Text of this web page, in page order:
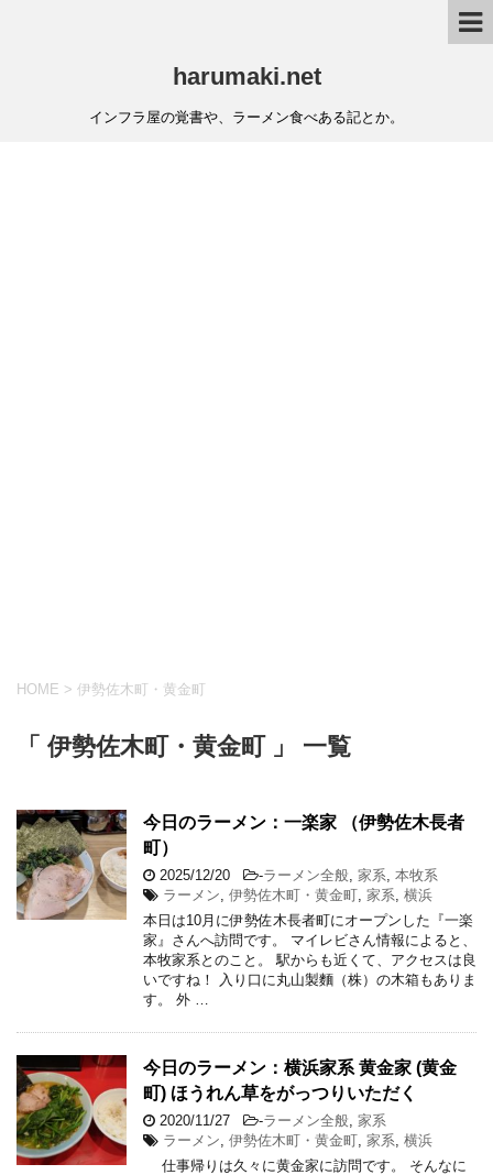
harumaki.net
インフラ屋の覚書や、ラーメン食べある記とか。
HOME > 伊勢佐木町・黄金町
「 伊勢佐木町・黄金町 」 一覧
今日のラーメン：一楽家 （伊勢佐木長者
町）
2025/12/20 -ラーメン全般 家系 本牧系
ラーメン 伊勢佐木町・黄金町 家系 横浜
本日は10月に伊勢佐木長者町にオープンした『一楽
家』さんへ訪問です。 マイレビさん情報によると、
本牧家系とのこと。 駅からも近くて、アクセスは良
いですね！ 入り口に丸山製麵（株）の木箱もありま
す。 外 …
今日のラーメン：横浜家系 黄金家 (黄金
町) ほうれん草をがっつりいただく
2020/11/27 -ラーメン全般 家系
ラーメン 伊勢佐木町・黄金町 家系 横浜
仕事帰りは久々に黄金家に訪問です。 そんなに